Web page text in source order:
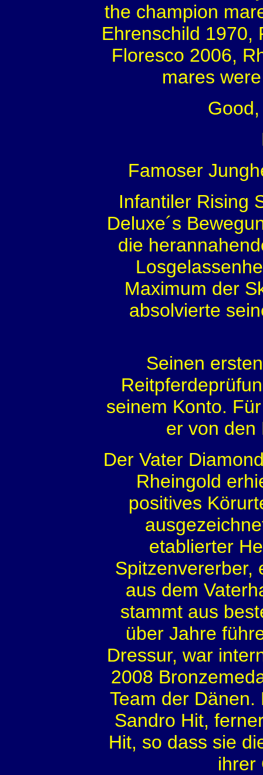
the champion
Ehrenschild 1970,
Floresco 2006,
mares
Famoser
Infantiler Rising
Deluxe´s
die
Maximum der
absolvierte
Seinen
seinem Konto.
er von den
Der Vater
Rheingold
positives
etablierter
Spitzenvererber,
aus dem
stammt aus
über Jahre
Dressur, war
2008
Team der
Sandro Hit,
Hit, so dass sie
ihrer